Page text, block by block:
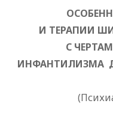
И ТЕРАПИИ
С
ИНФАНТИЛИЗМА